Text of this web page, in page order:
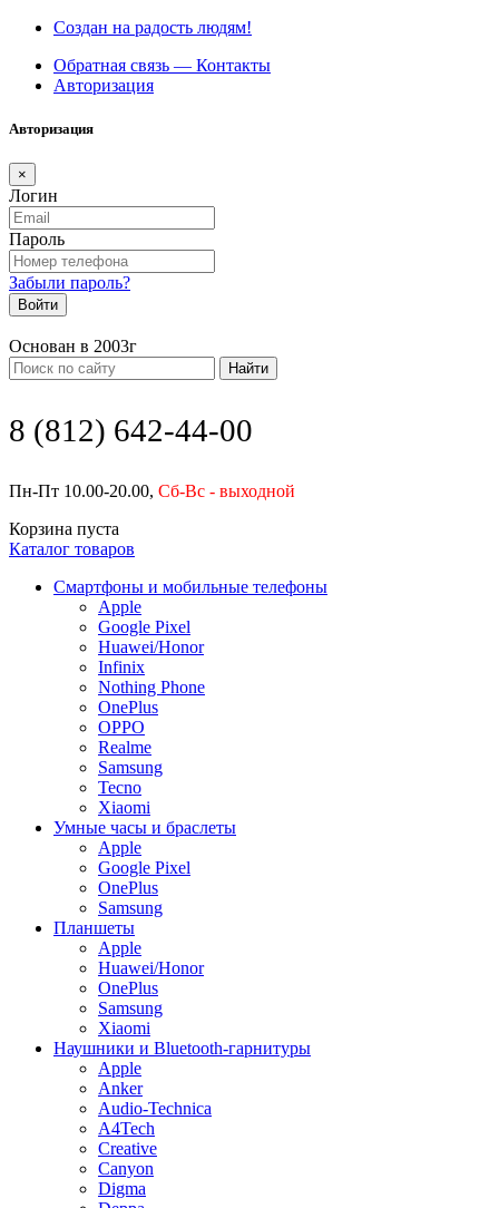
Создан на радость людям!
Обратная связь — Контакты
Авторизация
Авторизация
×
Логин
Пароль
Забыли пароль?
Войти
Основан в 2003г
Найти
8 (812) 642-44-00
Пн-Пт 10.00-20.00, Сб-Вс - выходной
Корзина пуста
Каталог товаров
Смартфоны и мобильные телефоны
Apple
Google Pixel
Huawei/Honor
Infinix
Nothing Phone
OnePlus
OPPO
Realme
Samsung
Tecno
Xiaomi
Умные часы и браслеты
Apple
Google Pixel
OnePlus
Samsung
Планшеты
Apple
Huawei/Honor
OnePlus
Samsung
Xiaomi
Наушники и Bluetooth-гарнитуры
Apple
Anker
Audio-Technica
A4Tech
Creative
Canyon
Digma